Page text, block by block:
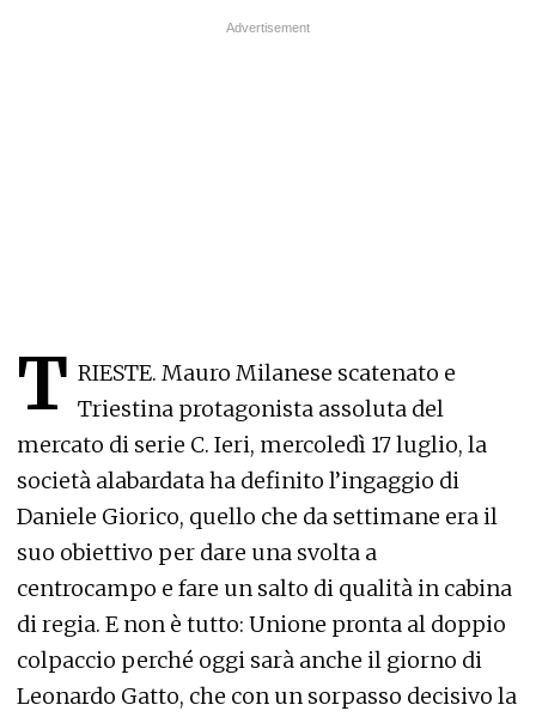
T RIESTE. Mauro Milanese scatenato e
Triestina protagonista assoluta del
mercato di serie C. Ieri, mercoledì 17 luglio, la
società alabardata ha definito l’ingaggio di
Daniele Giorico, quello che da settimane era il
suo obiettivo per dare una svolta a
centrocampo e fare un salto di qualità in cabina
di regia. E non è tutto: Unione pronta al doppio
colpaccio perché oggi sarà anche il giorno di
Leonardo Gatto, che con un sorpasso decisivo la